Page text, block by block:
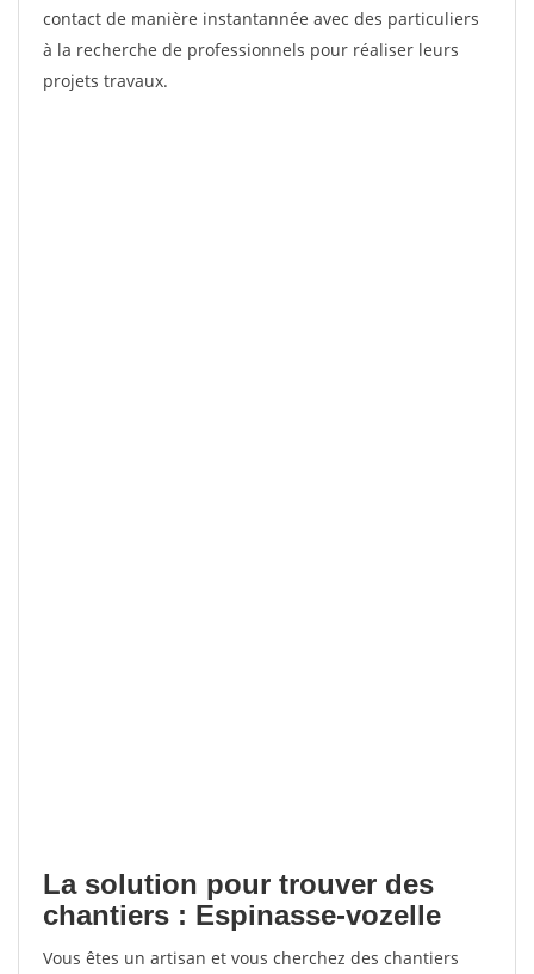
contact de manière instantannée avec des particuliers
à la recherche de professionnels pour réaliser leurs
projets travaux.
La solution pour trouver des
chantiers : Espinasse-vozelle
Vous êtes un artisan et vous cherchez des chantiers